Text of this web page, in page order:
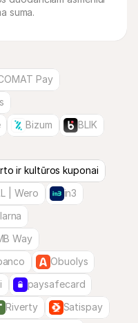
suma.
Pay
Bizum
BLIK
ir kultūros kuponai
| Wero
in3
Way
Obuolys
paysafecard
Riverty
Satispay